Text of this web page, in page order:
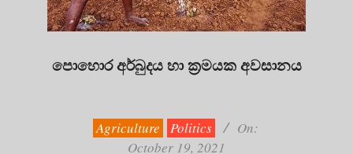
පොහොර අර්බුදය හා ක්‍රමයක අවසානය
Agriculture Politics
On:
October 19, 2021